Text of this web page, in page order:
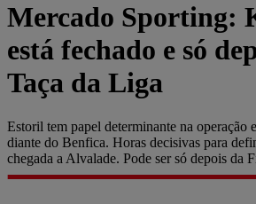
Mercado Sporting:
está fechado e só
Taça da Liga
Estoril tem papel determinante na operação
diante do Benfica. Horas decisivas para
chegada a Alvalade. Pode ser só depois da